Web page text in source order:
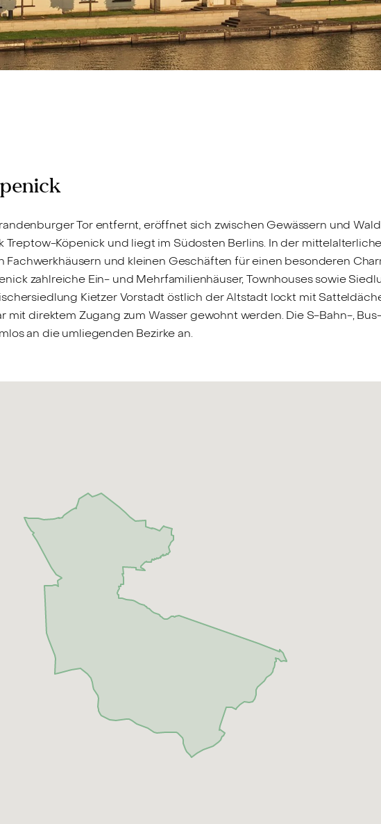
Tor entfernt, eröffnet sich zwischen Gewässern und
Treptow-Köpenick und liegt im Südosten Berlins. In der
und kleinen Geschäften für einen besonderen
zahlreiche Ein- und Mehrfamilienhäuser, Townhouses sowie
Kietzer Vorstadt östlich der Altstadt lockt mit
mit direktem Zugang zum Wasser gewohnt werden. Die S-Bahn-,
an die umliegenden Bezirke an.